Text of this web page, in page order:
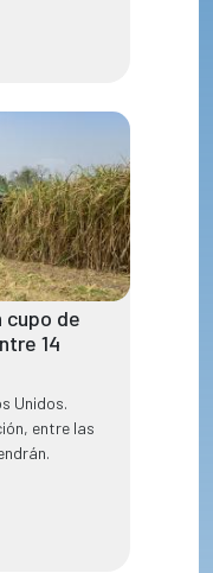
cupo de
14
Unidos.
entre las